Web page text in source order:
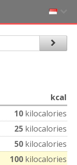
kcal
10 kilocalories
25 kilocalories
50 kilocalories
100 kilocalories